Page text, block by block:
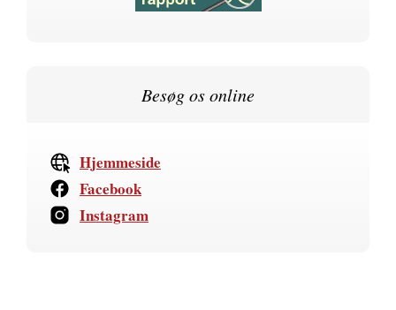
Besøg os online
Hjemmeside
Facebook
Instagram